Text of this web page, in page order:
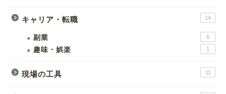
キャリア・転職 14
副業 6
趣味・娯楽 1
現場の工具 11